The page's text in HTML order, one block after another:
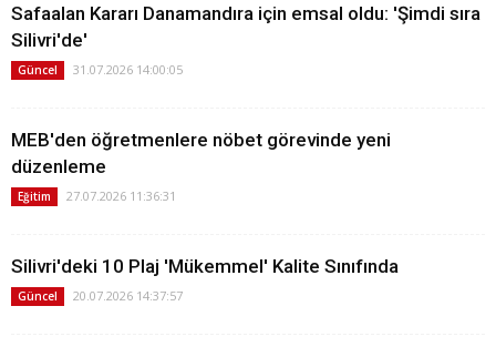
Safaalan Kararı Danamandıra için emsal oldu: 'Şimdi sıra
Silivri'de'
Güncel 31.07.2026 14:00:05
MEB'den öğretmenlere nöbet görevinde yeni
düzenleme
Eğitim 27.07.2026 11:36:31
Silivri'deki 10 Plaj 'Mükemmel' Kalite Sınıfında
Güncel 20.07.2026 14:37:57